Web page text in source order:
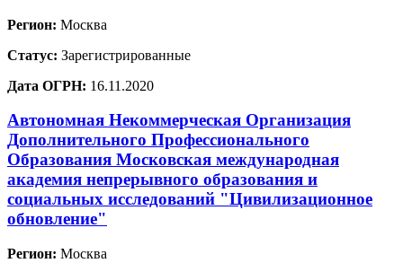
Регион: Москва
Статус: Зарегистрированные
Дата ОГРН: 16.11.2020
Автономная Некоммерческая Организация
Дополнительного Профессионального
Образования Московская международная
академия непрерывного образования и
социальных исследований "Цивилизационное
обновление"
Регион: Москва